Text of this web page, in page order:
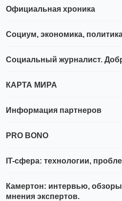
Официальная хроника
Социум, экономика,
Социальный журналист.
КАРТА МИРА
Информация партнеров
PRO BONO
IT-сфера: технологии,
Камертон: интервью,
мнения экспертов.